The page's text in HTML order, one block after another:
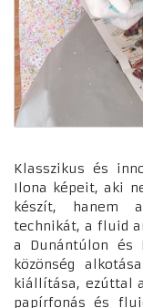
Klasszikus és
Ilona képeit, aki
készít, hanem
technikát, a fluid
a Dunántúlon és
közönség
kiállítása, ezúttal
papírfonás és